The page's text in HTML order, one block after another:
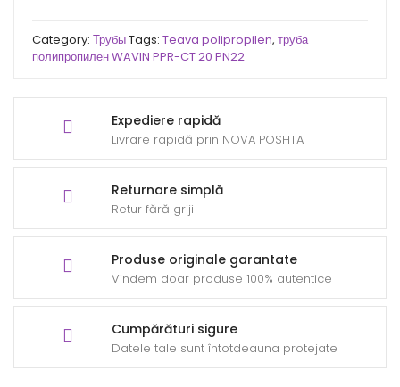
Expediere rapidă
Livrare rapidă prin NOVA POSHTA
Returnare simplă
Retur fără griji
Produse originale garantate
Vindem doar produse 100% autentice
Cumpărături sigure
Datele tale sunt întotdeauna protejate
Category: ТрубыTags: Teava polipropilen, труба
полипропилен WAVIN PPR-CT 20 PN22